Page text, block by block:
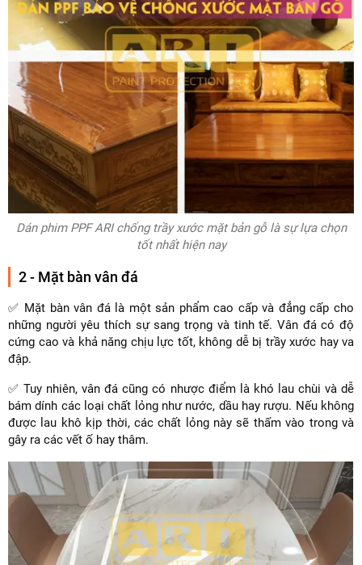
Dán phim PPF ARI chống trầy xước mặt bản gỗ là sự lựa chọn
tốt nhất hiện nay
2 - Mặt bàn vân đá
✅ Mặt bàn vân đá là một sản phẩm cao cấp và đẳng cấp cho
những người yêu thích sự sang trọng và tinh tế. Vân đá có độ
cứng cao và khả năng chịu lực tốt, không dễ bị trầy xước hay va
đập.
✅ Tuy nhiên, vân đá cũng có nhược điểm là khó lau chùi và dễ
bám dính các loại chất lỏng như nước, dầu hay rượu. Nếu không
được lau khô kịp thời, các chất lỏng này sẽ thấm vào trong và
gây ra các vết ố hay thâm.